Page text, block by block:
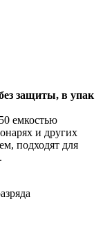
защиты, в упак
емкостью
и других
подходят для